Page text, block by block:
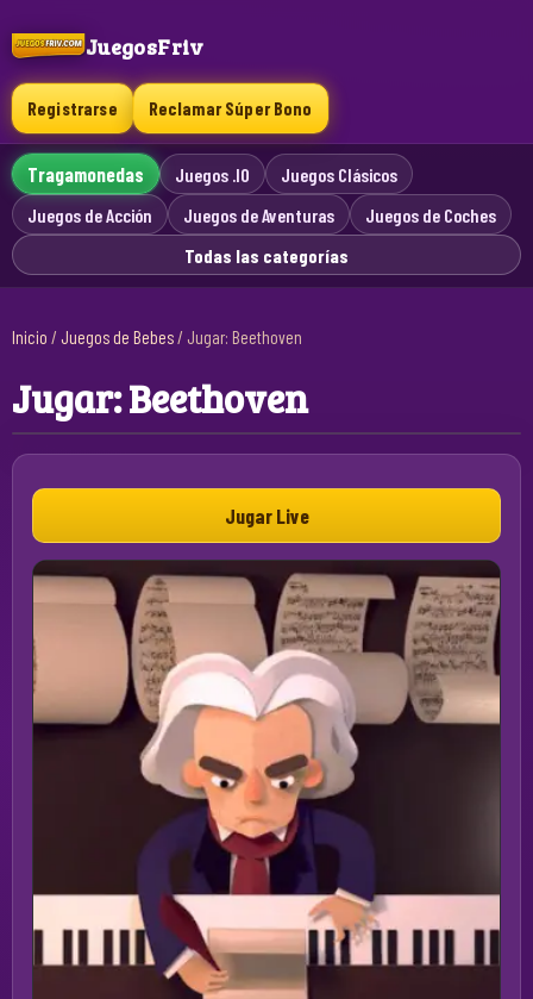
JuegosFriv
Registrarse Reclamar Súper Bono
Tragamonedas Juegos .IO
Juegos Clásicos
Juegos de Acción
Juegos de Aventuras
Juegos de Coches
Todas las categorías
Inicio / Juegos de Bebes/ Jugar: Beethoven
Jugar: Beethoven
Jugar Live